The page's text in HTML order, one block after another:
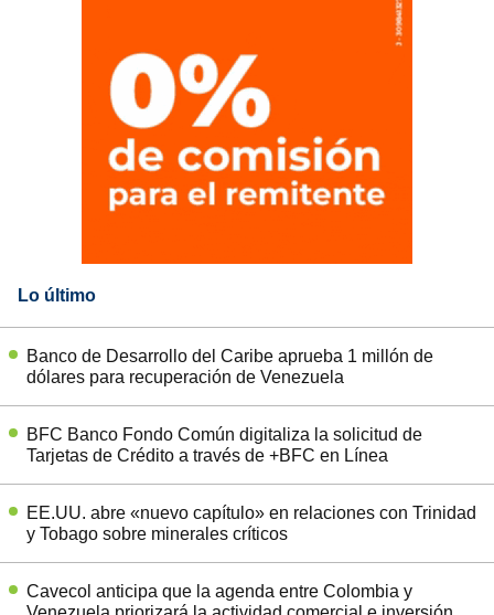
Lo último
Banco de Desarrollo del Caribe aprueba 1 millón de
dólares para recuperación de Venezuela
BFC Banco Fondo Común digitaliza la solicitud de
Tarjetas de Crédito a través de +BFC en Línea
EE.UU. abre «nuevo capítulo» en relaciones con Trinidad
y Tobago sobre minerales críticos
Cavecol anticipa que la agenda entre Colombia y